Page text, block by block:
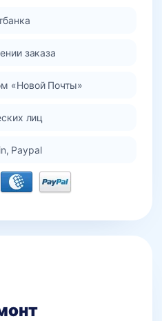
заказа
«Новой Почты»
лиц
Paypal